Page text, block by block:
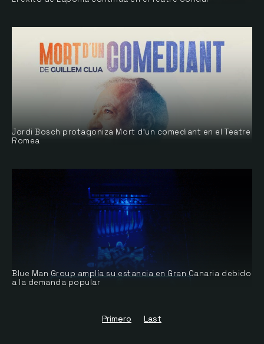
Jordi Bosch protagoniza Mort d’un comediant en el Teatre
Romea
Blue Man Group amplía su estancia en Gran Canaria debido
a la demanda popular
Primero Last